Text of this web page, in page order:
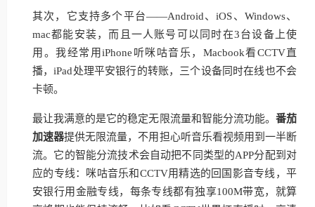
其次，它支持多个平台——Android、iOS、Windows、
mac都能安装，而且一人账号可以同时在3台设备上使
用。我经常用iPhone听咪咕音乐，Macbook看CCTV直
播，iPad处理平安银行的转账，三个设备同时在线也不会
卡顿。
最让我满意的是它的稳定无限流量和智能分流功能。 番茄
加速器提供无限流量，不用担心听音乐看视频用到一半断
流。它的智能分流技术会自动把不同类型的APP分配到对
应的专线：咪咕音乐和CCTV用精选的回国影音专线，平
安银行用金融专线，每条专线都有独享100M带宽，就算